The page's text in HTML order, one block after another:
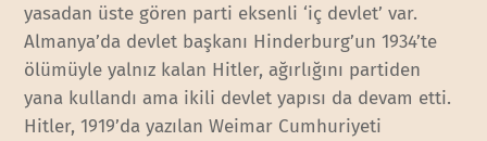
yasadan üste gören parti eksenli ‘iç devlet’ var.
Almanya’da devlet başkanı Hinderburg’un 1934’te
ölümüyle yalnız kalan Hitler, ağırlığını partiden
yana kullandı ama ikili devlet yapısı da devam etti.
Hitler, 1919’da yazılan Weimar Cumhuriyeti